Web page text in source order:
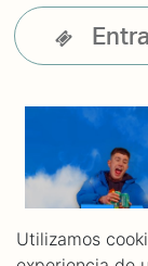
Utilizamos